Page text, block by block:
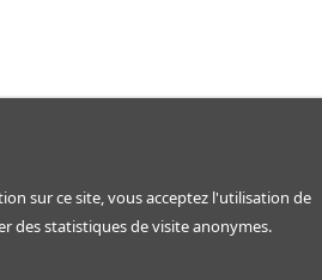
sur ce site, vous acceptez l'utilisation de
des statistiques de visite anonymes.